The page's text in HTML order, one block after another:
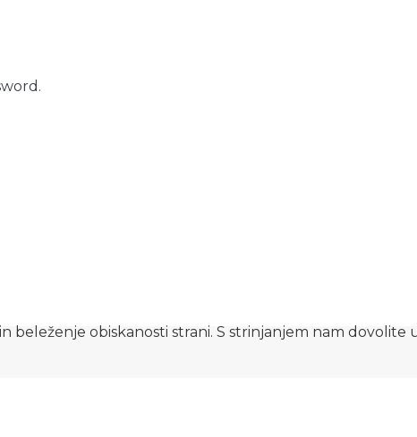
beleženje obiskanosti strani. S strinjanjem nam dovolite